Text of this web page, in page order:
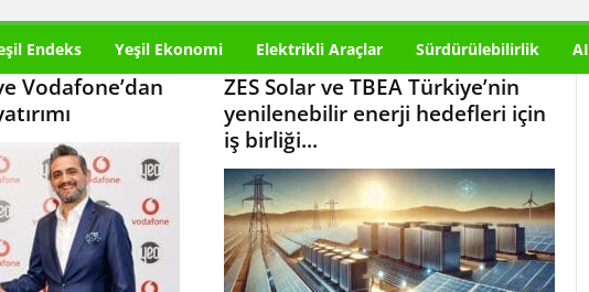
Endeks Yeşil Ekonomi Elektrikli Araçlar Sürdürülebilirlik AI
Vodafone’dan
ZES Solar ve TBEA Türkiye’nin
yenilenebilir enerji hedefleri için
iş birliği...